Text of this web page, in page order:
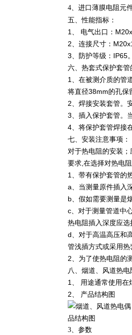
4、进口薄膜电阻元
五、性能指标：
1、 电气出口：
2、连接尺寸：
3、防护等级：IP65
六、热套式保护套
1、在被测介质的管
将直径38mm的孔保
2、焊接安装套管。
3、插入保护套管。
4、将保护套管焊接
七、安装注意事项：
对于热电阻的安装
要求,在选择对热电
1、带有保护套管的
a、当测量原件插入
b、假如需要测量是
c、对于测量管道中
热电阻插入深度应
d、对于高温高压和
管浅插方式或采用
2、为了使热电阻的
八、烟道、风道热
1、 用途通常使用在
2、 产品结构图
3、参数